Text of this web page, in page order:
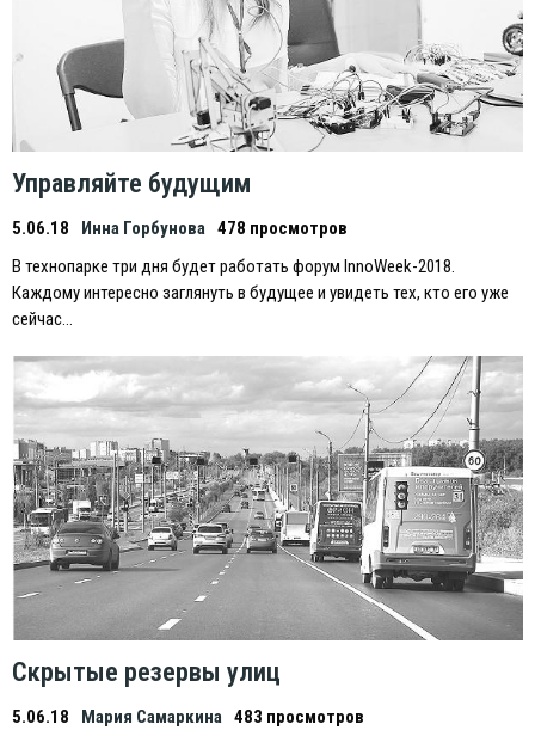
Управляйте будущим
5.06.18 Инна Горбунова 478 просмотров
В технопарке три дня будет работать форум InnoWeek-2018.
Каждому интересно заглянуть в будущее и увидеть тех, кто его уже
сейчас…
Скрытые резервы улиц
5.06.18 Мария Самаркина 483 просмотров